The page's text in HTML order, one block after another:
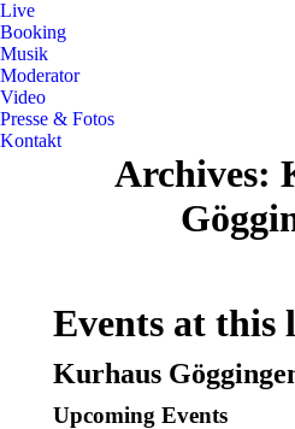
Live
Booking
Musik
Moderator
Video
Presse & Fotos
Kontakt
Archives:
Events at this
Kurhaus
Upcoming Events